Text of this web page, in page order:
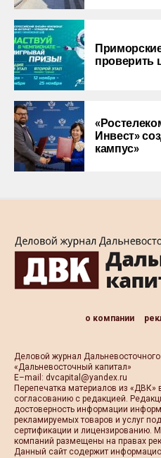
проверить
Инвест»
кампус»
о компании
Деловой журнал Дальневосточного
«Дальневосточный капитал»
Е–mail: dvcapital@yandex.ru
Перепечатка материалов из «ДВК»
согласованию с редакцией.
достоверность информации
рекламируемых товаров и услуг
сертификации и лицензированию.
компаний размещены на правах
Данный сайт содержит